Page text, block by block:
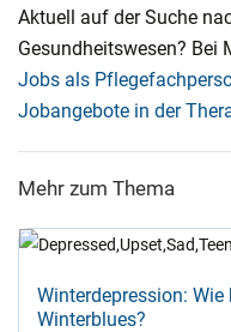
Aktuell auf der Suche
Gesundheitswesen? Bei
Jobs als
Jobangebote in der
Mehr zum Thema
Winterdepression:
Winterblues?